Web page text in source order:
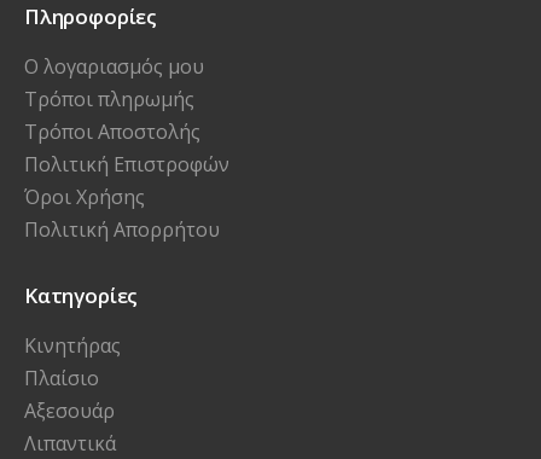
Πληροφορίες
Ο λογαριασμός μου
Τρόποι πληρωμής
Τρόποι Αποστολής
Πολιτική Επιστροφών
Όροι Χρήσης
Πολιτική Απορρήτου
Κατηγορίες
Κινητήρας
Πλαίσιο
Αξεσουάρ
Λιπαντικά